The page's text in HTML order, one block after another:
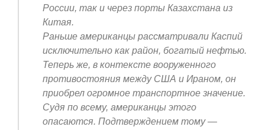
России, так и через порты Казахстана из
Китая.
Раньше американцы рассматривали Каспий
исключительно как район, богатый нефтью.
Теперь же, в контексте вооруженного
противостояния между США и Ираном, он
приобрел огромное транспортное значение.
Судя по всему, американцы этого
опасаются. Подтверждением тому —